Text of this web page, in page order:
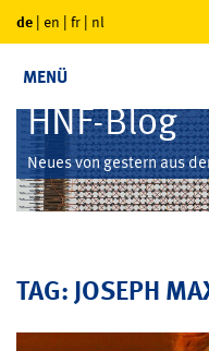
de | en | fr | nl
MENÜ
HNF-Blog
Neues von gestern aus
TAG: JOSEPH